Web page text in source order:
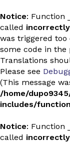
Notice: Function
called incorrectly
was triggered
some code in
Translations
Please see
(This message
/home/
includes/
Notice: Function
called incorrectly